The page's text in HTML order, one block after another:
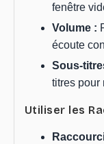
fenêtre
Volume :
écoute
Sous-
titres pour
Utiliser les